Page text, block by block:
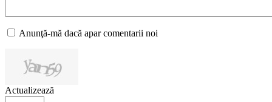
Anunţă-mă dacă apar comentarii noi
Actualizează